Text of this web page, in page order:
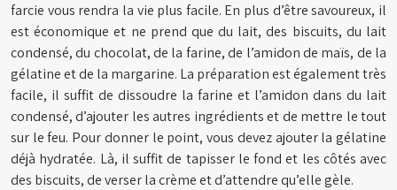
farcie vous rendra la vie plus facile. En plus d’être savoureux, il
est économique et ne prend que du lait, des biscuits, du lait
condensé, du chocolat, de la farine, de l’amidon de maïs, de la
gélatine et de la margarine. La préparation est également très
facile, il suffit de dissoudre la farine et l’amidon dans du lait
condensé, d’ajouter les autres ingrédients et de mettre le tout
sur le feu. Pour donner le point, vous devez ajouter la gélatine
déjà hydratée. Là, il suffit de tapisser le fond et les côtés avec
des biscuits, de verser la crème et d’attendre qu’elle gèle.